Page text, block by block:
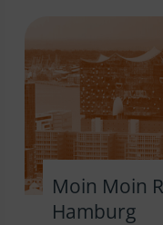
Moin Moin
Hamburg